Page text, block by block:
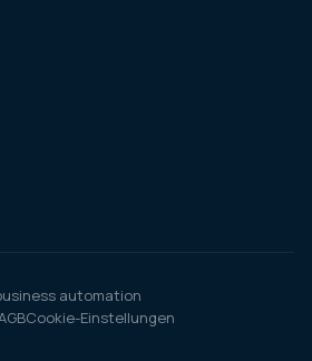
automation
Cookie-Einstellungen